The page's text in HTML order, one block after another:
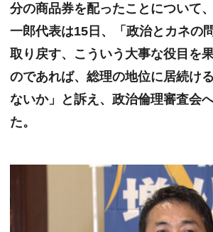
分の商品券を配ったことについて
一郎代表は15日、「政治とカネの
取り戻す、こういう大事な役目を
のであれば、総理の地位に居続け
ないか」と訴え、政治倫理審査会
た。